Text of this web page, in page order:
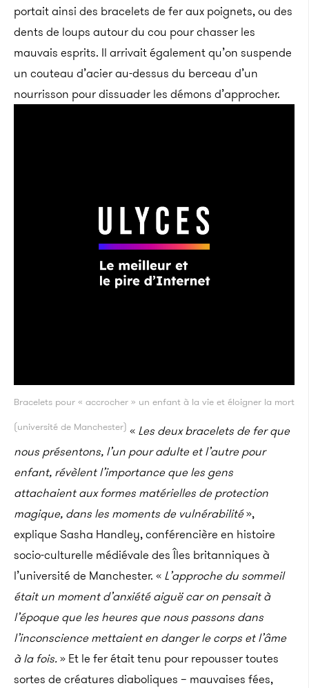
portait ainsi des bracelets de fer aux poignets, ou des
dents de loups autour du cou pour chasser les
mauvais esprits. Il arrivait également qu’on suspende
un couteau d’acier au-dessus du berceau d’un
nourrisson pour dissuader les démons d’approcher.
Bracelets pour « accrocher » un enfant à la vie et éloigner la mort
(université de Manchester) « Les deux bracelets de fer que
nous présentons, l’un pour adulte et l’autre pour
enfant, révèlent l’importance que les gens
attachaient aux formes matérielles de protection
magique, dans les moments de vulnérabilité»,
explique Sasha Handley, conférencière en histoire
socio-culturelle médiévale des Îles britanniques à
l’université de Manchester. « L’approche du sommeil
était un moment d’anxiété aiguë car on pensait à
l’époque que les heures que nous passons dans
l’inconscience mettaient en danger le corps et l’âme
à la fois.» Et le fer était tenu pour repousser toutes
sortes de créatures diaboliques – mauvaises fées,